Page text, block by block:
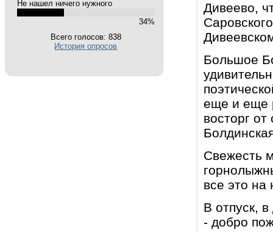
Не нашел ничего нужного
34%
Всего голосов: 838
История опросов
Дивеево,
Большое
еще и еще
восторг
Свежесть
все это на
В отпуск,
- добро